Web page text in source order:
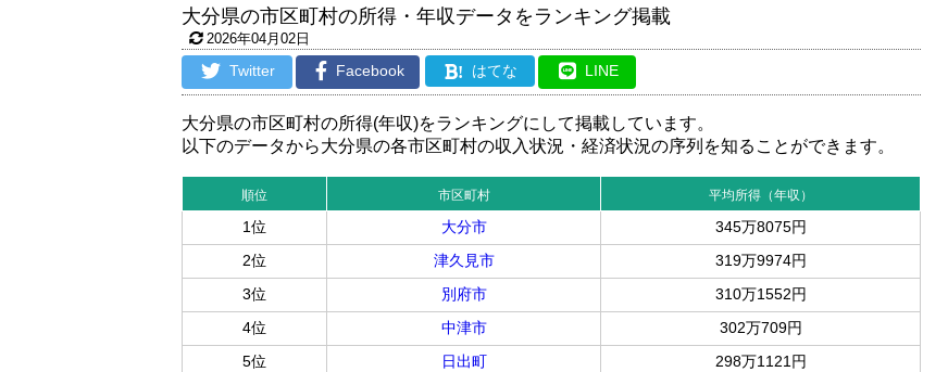
大分県の市区町村の所得・年収データをランキング掲載
2026年04月02日
Twitter Facebook ! はてな LINE
大分県の市区町村の所得(年収)をランキングにして掲載しています。
以下のデータから大分県の各市区町村の収入状況・経済状況の序列を知ることができます。
順位 市区町村 平均所得（年収）
1位 大分市
345万8075円
2位
津久見市
319万9974円
3位
別府市
310万1552円
4位
中津市
302万709円
5位
日出町
298万1121円